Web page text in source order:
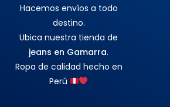
Hacemos envíos a todo
destino.
Ubica nuestra tienda de
jeans en Gamarra.
Ropa de calidad hecho en
Perú